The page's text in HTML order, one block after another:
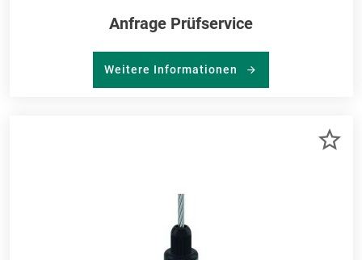
Anfrage Prüfservice
Weitere Informationen